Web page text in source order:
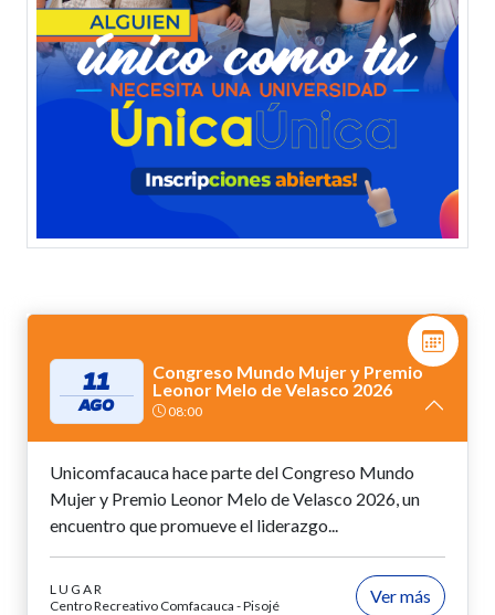
11
AGO
Congreso Mundo Mujer y Premio
Leonor Melo de Velasco 2026
08:00
Unicomfacauca hace parte del Congreso Mundo
Mujer y Premio Leonor Melo de Velasco 2026, un
encuentro que promueve el liderazgo...
LUGAR
Centro Recreativo Comfacauca - Pisojé
Ver más